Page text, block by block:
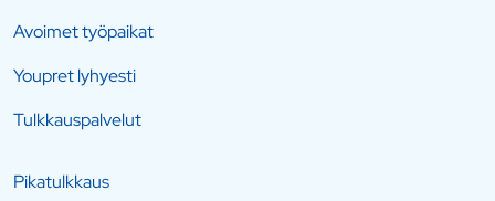
Avoimet työpaikat
Youpret lyhyesti
Tulkkauspalvelut
Pikatulkkaus